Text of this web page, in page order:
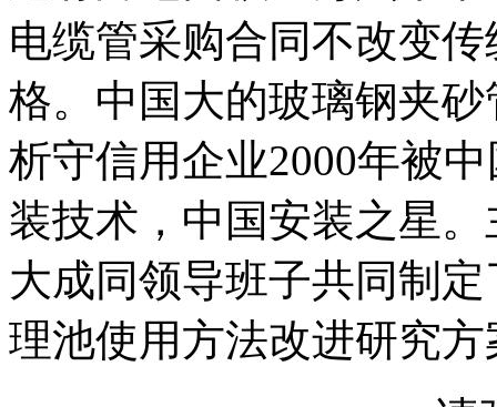
电缆管采购合同不改变
格。中国大的玻璃钢夹
析守信用企业2000年被
装技术，中国安装之星
大成同领导班子共同制
理池使用方法改进研究方